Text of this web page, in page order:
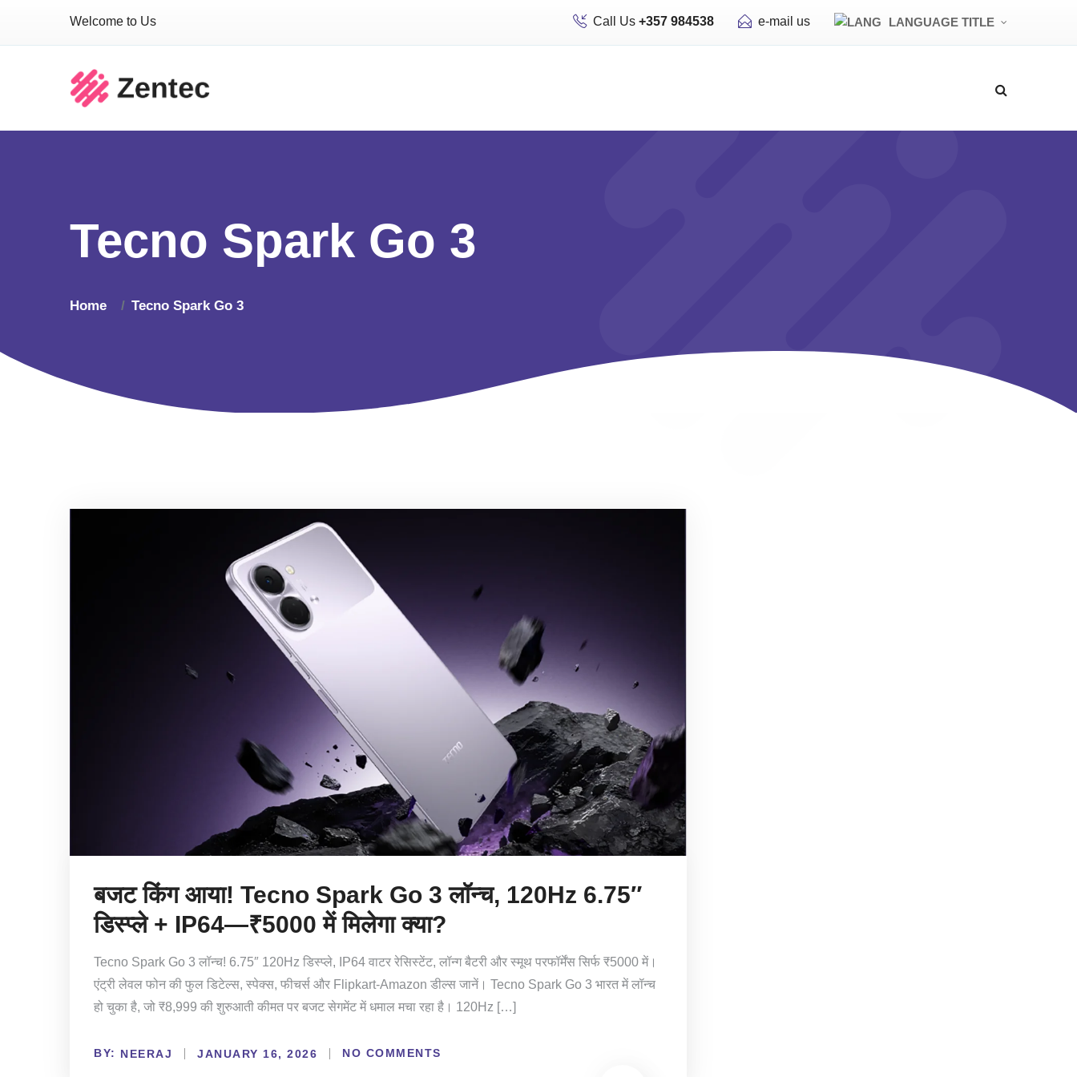
Welcome to Us Call Us +357 984538 e-mail us LANGUAGE TITLE
Tecno Spark Go 3
Home Tecno Spark Go 3
बजट किंग आया! Tecno Spark Go 3 लॉन्च, 120Hz 6.75″
डिस्प्ले + IP64—₹5000 में मिलेगा क्या?
Tecno Spark Go 3 लॉन्च! 6.75″ 120Hz डिस्प्ले, IP64 वाटर रेसिस्टेंट, लॉन्ग बैटरी और स्मूथ परफॉर्मेंस सिर्फ ₹5000 में।
एंट्री लेवल फोन की फुल डिटेल्स, स्पेक्स, फीचर्स और Flipkart-Amazon डील्स जानें। Tecno Spark Go 3 भारत में लॉन्च
हो चुका है, जो ₹8,999 की शुरुआती कीमत पर बजट सेगमेंट में धमाल मचा रहा है। 120Hz […]
BY: NEERAJ JANUARY 16, 2026 NO COMMENTS